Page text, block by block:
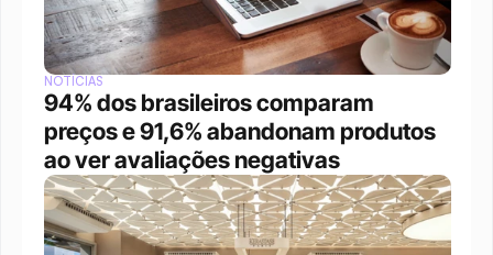
NOTÍCIAS
94% dos brasileiros comparam
preços e 91,6% abandonam produtos
ao ver avaliações negativas